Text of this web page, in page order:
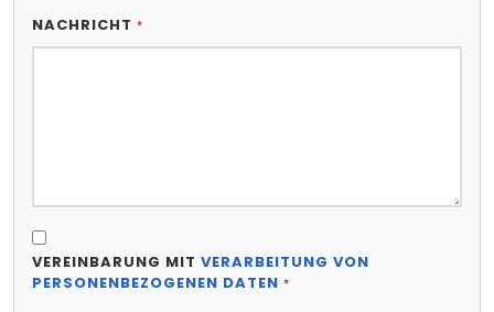
NACHRICHT *
VEREINBARUNG MIT VERARBEITUNG VON
PERSONENBEZOGENEN DATEN *